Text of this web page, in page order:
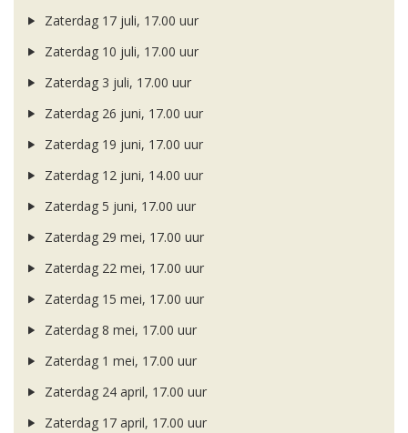
Zaterdag 17 juli, 17.00 uur
Zaterdag 10 juli, 17.00 uur
Zaterdag 3 juli, 17.00 uur
Zaterdag 26 juni, 17.00 uur
Zaterdag 19 juni, 17.00 uur
Zaterdag 12 juni, 14.00 uur
Zaterdag 5 juni, 17.00 uur
Zaterdag 29 mei, 17.00 uur
Zaterdag 22 mei, 17.00 uur
Zaterdag 15 mei, 17.00 uur
Zaterdag 8 mei, 17.00 uur
Zaterdag 1 mei, 17.00 uur
Zaterdag 24 april, 17.00 uur
Zaterdag 17 april, 17.00 uur